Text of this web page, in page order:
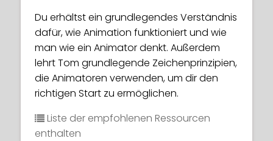
Du erhältst ein grundlegendes Verständnis
dafür, wie Animation funktioniert und wie
man wie ein Animator denkt. Außerdem
lehrt Tom grundlegende Zeichenprinzipien,
die Animatoren verwenden, um dir den
richtigen Start zu ermöglichen.
Liste der empfohlenen Ressourcen
enthalten